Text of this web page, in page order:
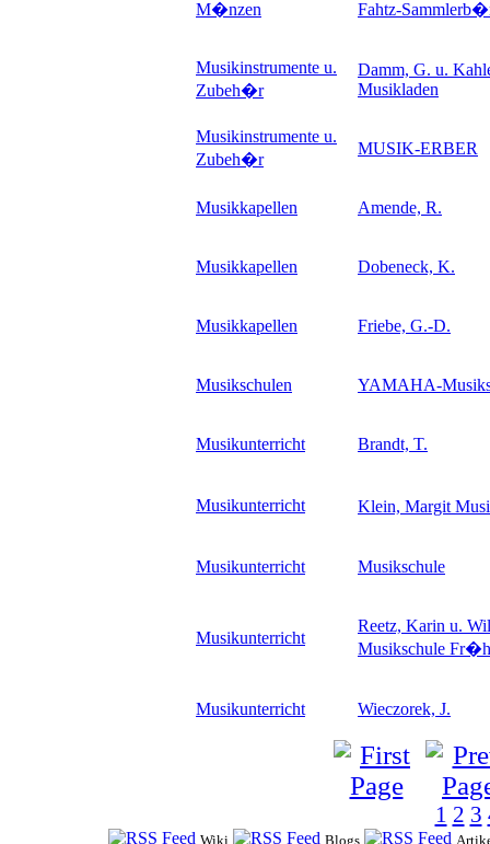
M�nzen Fahtz-
Musikinstrumente u.
Zubeh�r
Damm, G. u.
Musikladen
Musikinstrumente u.
Zubeh�r
MUSIK-ERBER
Musikkapellen Amende, R.
Musikkapellen Dobeneck, K.
Musikkapellen Friebe, G.-D.
Musikschulen YAMAHA-
Musikunterricht Brandt, T.
Musikunterricht Klein, Margit
Musikunterricht Musikschule
Musikunterricht
Reetz, Karin u.
Musikschule
Musikunterricht Wieczorek, J.
1 2 3
Wiki Blogs